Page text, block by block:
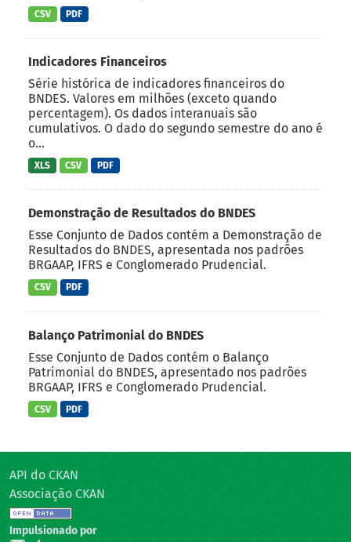
CSV PDF
Indicadores Financeiros
Série histórica de indicadores financeiros do
BNDES. Valores em milhões (exceto quando
percentagem). Os dados interanuais são
cumulativos. O dado do segundo semestre do ano é
o...
XLS CSV PDF
Demonstração de Resultados do BNDES
Esse Conjunto de Dados contém a Demonstração de
Resultados do BNDES, apresentada nos padrões
BRGAAP, IFRS e Conglomerado Prudencial.
CSV PDF
Balanço Patrimonial do BNDES
Esse Conjunto de Dados contém o Balanço
Patrimonial do BNDES, apresentado nos padrões
BRGAAP, IFRS e Conglomerado Prudencial.
CSV PDF
API do CKAN
Associação CKAN
Impulsionado por